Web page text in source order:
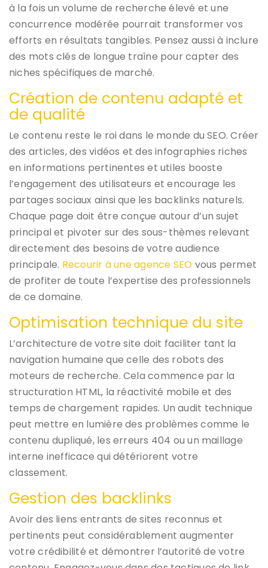
à la fois un volume de recherche élevé et une
concurrence modérée pourrait transformer vos
efforts en résultats tangibles. Pensez aussi à inclure
des mots clés de longue traîne pour capter des
niches spécifiques de marché.
Création de contenu adapté et
de qualité
Le contenu reste le roi dans le monde du SEO. Créer
des articles, des vidéos et des infographies riches
en informations pertinentes et utiles booste
l’engagement des utilisateurs et encourage les
partages sociaux ainsi que les backlinks naturels.
Chaque page doit être conçue autour d’un sujet
principal et pivoter sur des sous-thèmes relevant
directement des besoins de votre audience
principale. Recourir à une agence SEO vous permet
de profiter de toute l’expertise des professionnels
de ce domaine.
Optimisation technique du site
L’architecture de votre site doit faciliter tant la
navigation humaine que celle des robots des
moteurs de recherche. Cela commence par la
structuration HTML, la réactivité mobile et des
temps de chargement rapides. Un audit technique
peut mettre en lumière des problèmes comme le
contenu dupliqué, les erreurs 404 ou un maillage
interne inefficace qui détériorent votre
classement.
Gestion des backlinks
Avoir des liens entrants de sites reconnus et
pertinents peut considérablement augmenter
votre crédibilité et démontrer l’autorité de votre